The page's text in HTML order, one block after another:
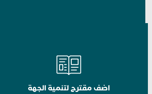
اضف مقترح لتنمية الجهة